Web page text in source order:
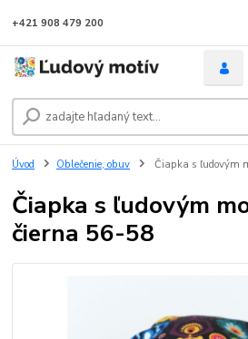
+421 908 479 200
Úvod Oblečenie, obuv Čiapka s ľudovým
Čiapka s ľudovým
čierna 56-58